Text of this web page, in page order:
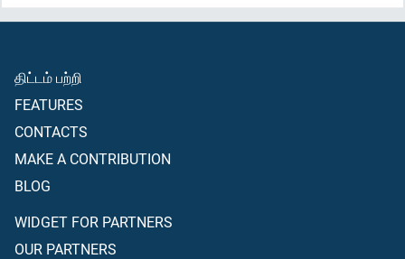
அணைத்து விடுகிறான்; (ஆயினும்) இன்னும் அவர்கள் பூமியில்
குழப்பம் செய்து கொண்டே திரிகின்றனர்; அல்லாஹ் குழப்பம்
செய்பவர்களை நேசிக்க மாட்டான்.
திட்டம் பற்றி
FEATURES
CONTACTS
MAKE A CONTRIBUTION
BLOG
WIDGET FOR PARTNERS
OUR PARTNERS